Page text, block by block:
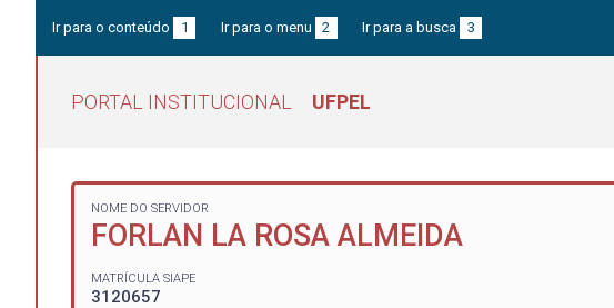
Ir para o conteúdo 1 Ir para o menu 2 Ir para a busca 3
PORTAL INSTITUCIONAL UFPEL
NOME DO SERVIDOR
FORLAN LA ROSA ALMEIDA
MATRÍCULA SIAPE
3120657